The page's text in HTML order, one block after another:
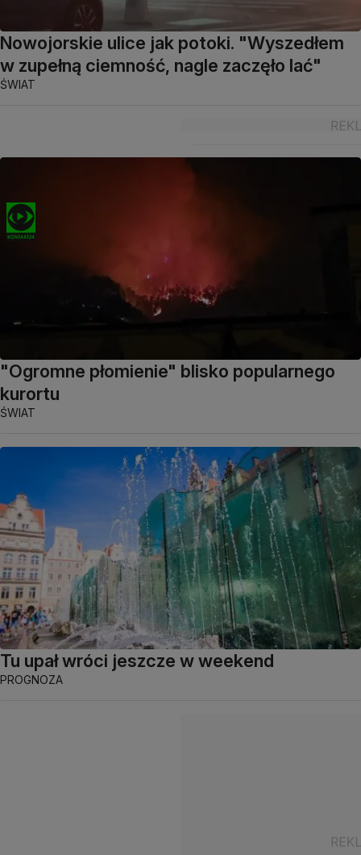
Nowojorskie ulice jak potoki. "Wyszedłem
w zupełną ciemność, nagle zaczęło lać"
ŚWIAT
"Ogromne płomienie" blisko popularnego
kurortu
ŚWIAT
Tu upał wróci jeszcze w weekend
PROGNOZA